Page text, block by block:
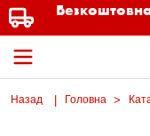
Назад Головна